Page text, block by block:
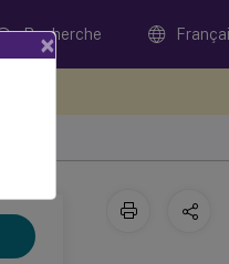
Recherche
×